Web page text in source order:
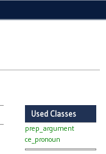
Used Classes
prep_argument
ce_pronoun